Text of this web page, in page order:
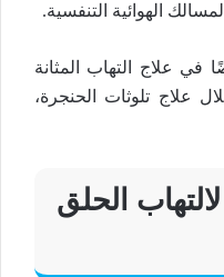
الهوائية التنفسية.
في علاج التهاب المثانة
علاج تلوثات الحنجرة،
الحلق